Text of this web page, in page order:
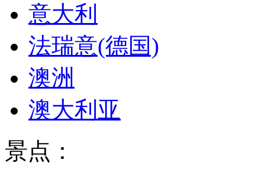
意大利
法瑞意(德国)
澳洲
澳大利亚
景点：